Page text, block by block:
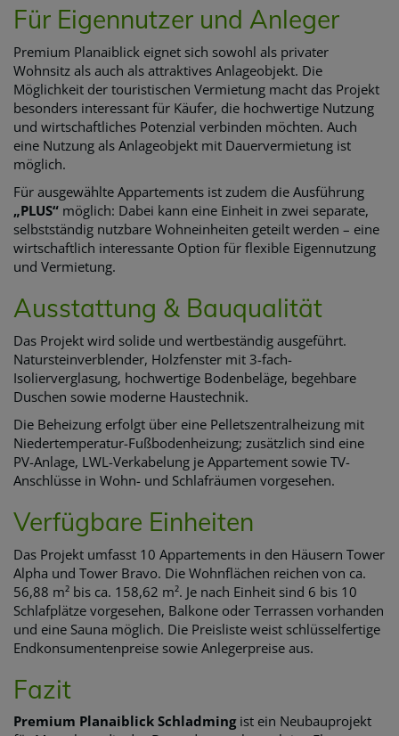
Für Eigennutzer und Anleger
Premium Planaiblick eignet sich sowohl als privater
Wohnsitz als auch als attraktives Anlageobjekt. Die
Möglichkeit der touristischen Vermietung macht das Projekt
besonders interessant für Käufer, die hochwertige Nutzung
und wirtschaftliches Potenzial verbinden möchten. Auch
eine Nutzung als Anlageobjekt mit Dauervermietung ist
möglich.
Für ausgewählte Appartements ist zudem die Ausführung
„PLUS“ möglich: Dabei kann eine Einheit in zwei separate,
selbstständig nutzbare Wohneinheiten geteilt werden – eine
wirtschaftlich interessante Option für flexible Eigennutzung
und Vermietung.
Ausstattung & Bauqualität
Das Projekt wird solide und wertbeständig ausgeführt.
Natursteinverblender, Holzfenster mit 3-fach-
Isolierverglasung, hochwertige Bodenbeläge, begehbare
Duschen sowie moderne Haustechnik.
Die Beheizung erfolgt über eine Pelletszentralheizung mit
Niedertemperatur-Fußbodenheizung; zusätzlich sind eine
PV-Anlage, LWL-Verkabelung je Appartement sowie TV-
Anschlüsse in Wohn- und Schlafräumen vorgesehen.
Verfügbare Einheiten
Das Projekt umfasst 10 Appartements in den Häusern Tower
Alpha und Tower Bravo. Die Wohnflächen reichen von ca.
56,88 m² bis ca. 158,62 m². Je nach Einheit sind 6 bis 10
Schlafplätze vorgesehen, Balkone oder Terrassen vorhanden
und eine Sauna möglich. Die Preisliste weist schlüsselfertige
Endkonsumentenpreise sowie Anlegerpreise aus.
Fazit
Premium Planaiblick Schladmingist ein Neubauprojekt